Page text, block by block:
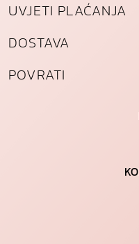
UVJETI PLAĆANJA
DOSTAVA
POVRATI